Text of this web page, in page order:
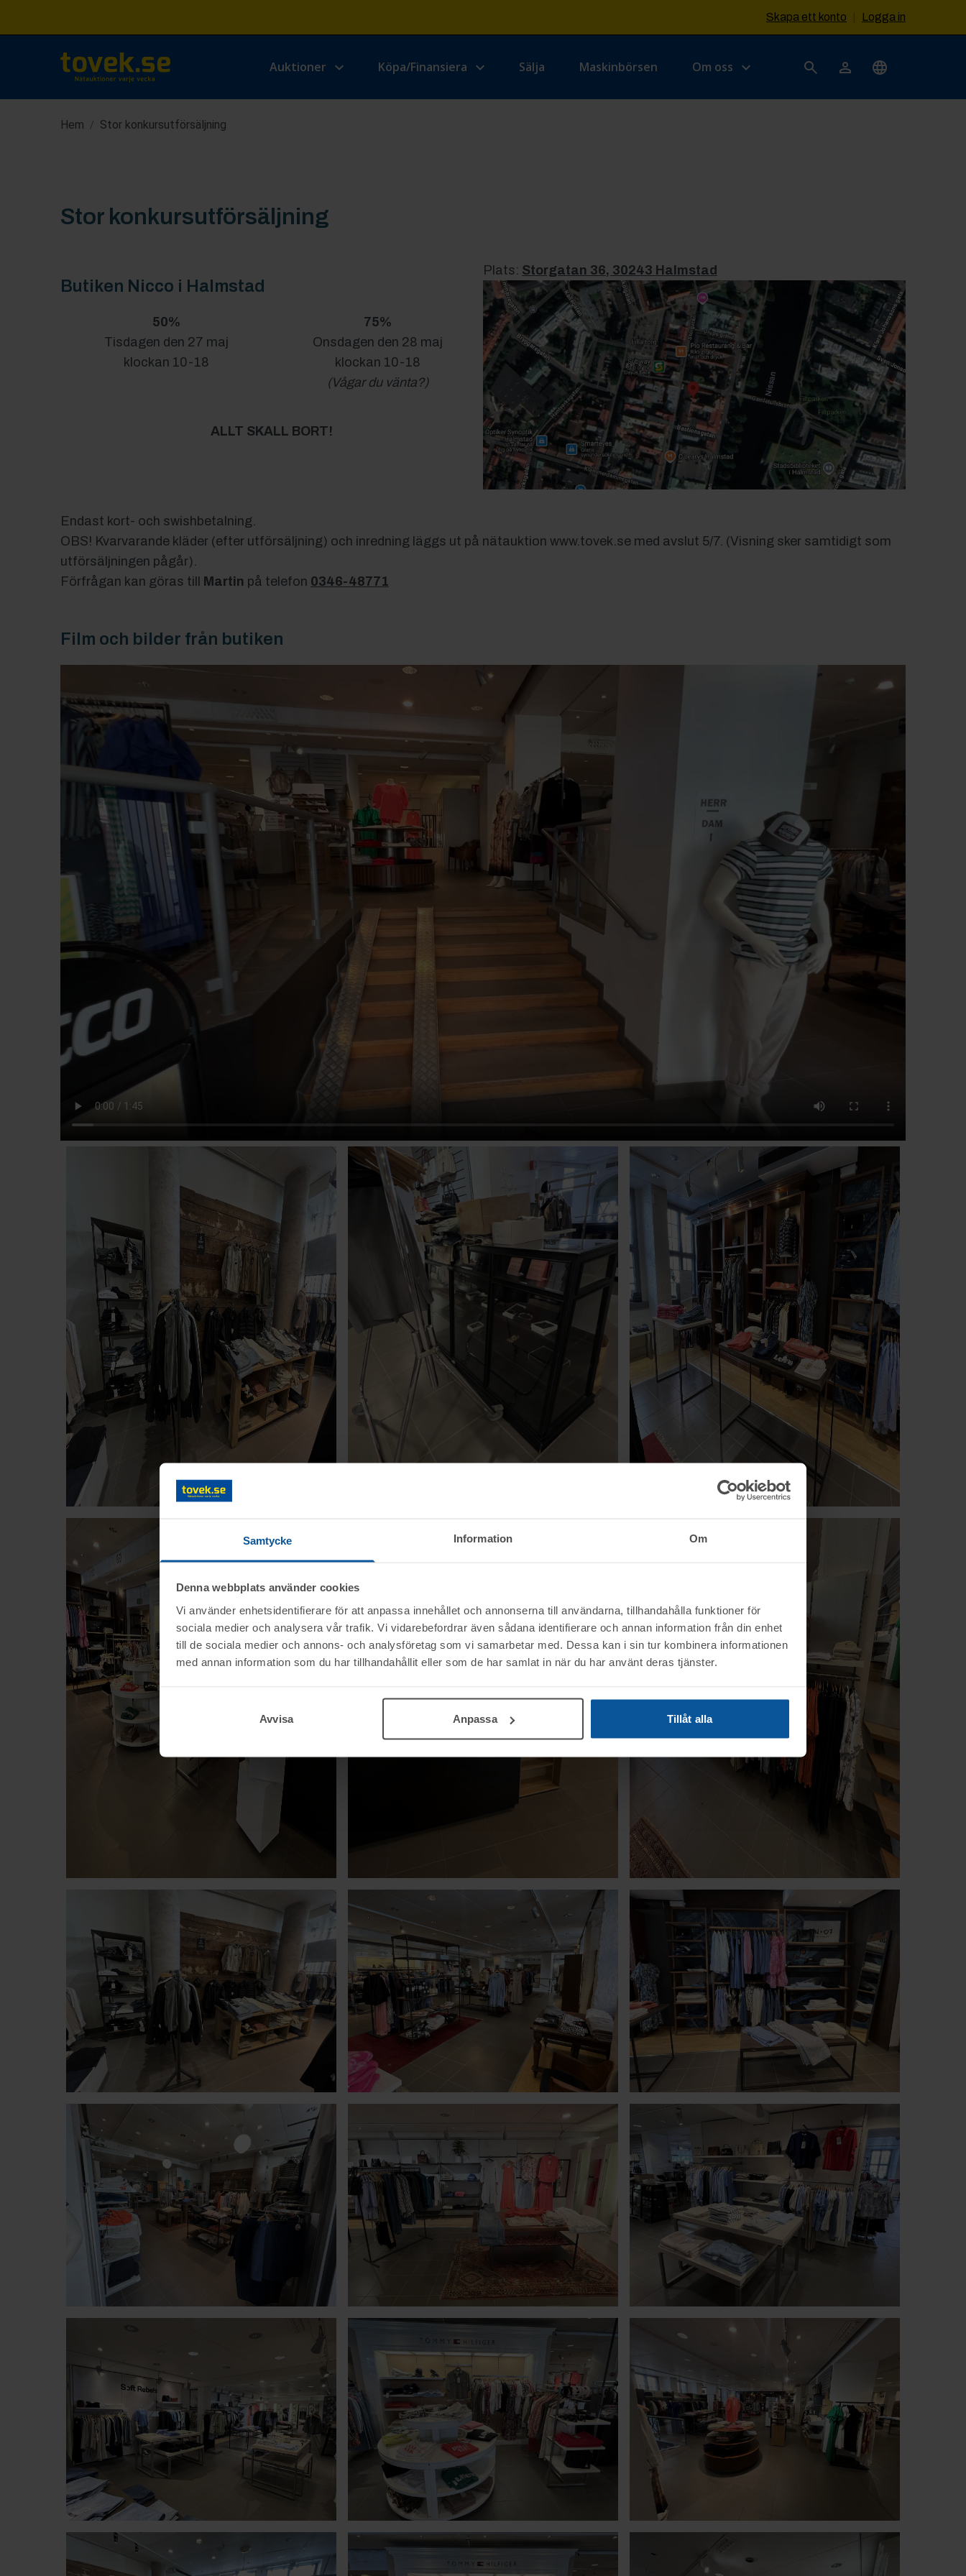
Samtycke Information Om
Denna webbplats använder cookies
Vi använder enhetsidentifierare för att anpassa innehållet och annonserna till användarna, tillhandahålla funktioner för
sociala medier och analysera vår trafik. Vi vidarebefordrar även sådana identifierare och annan information från din enhet
till de sociala medier och annons- och analysföretag som vi samarbetar med. Dessa kan i sin tur kombinera informationen
med annan information som du har tillhandahållit eller som de har samlat in när du har använt deras tjänster.
Avvisa Anpassa Tillåt alla
Skapa ett konto Logga in
Auktioner Köpa/Finansiera Sälja Maskinbörsen Om oss
Hem / Stor konkursutförsäljning
Stor konkursutförsäljning
Butiken Nicco i Halmstad
50%
Tisdagen den 27 maj
klockan 10-18
75%
Onsdagen den 28 maj
klockan 10-18
(Vågar du vänta?)
ALLT SKALL BORT!
Plats: Storgatan 36, 30243 Halmstad
Endast kort- och swishbetalning.
OBS! Kvarvarande kläder (efter utförsäljning) och inredning läggs ut på nätauktion www.tovek.se med avslut 5/7. (Visning sker samtidigt som
utförsäljningen pågår).
Förfrågan kan göras till
Martin på telefon 0346-48771
Film och bilder från butiken